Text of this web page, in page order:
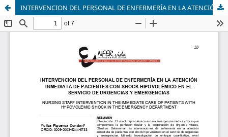
INTERVENCION DEL PERSONAL DE ENFERMERÍA EN LA ATENCIÓN INMEDIATA DE PACIENTES CON SHOCK HIPOVOLÉMICO EN EL SERVICIO DE URGENCIAS Y EMERGENCIAS